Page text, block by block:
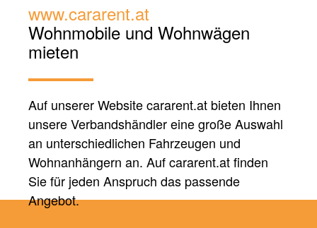
www.cararent.at
Wohnmobile undWohnwägen
mieten
Auf unserer Website cararent.at bieten Ihnen
unsere Verbandshändler eine große Auswahl
an unterschiedlichen Fahrzeugen und
Wohnanhängern an. Auf cararent.at finden
Sie für jeden Anspruch das passende
Angebot.